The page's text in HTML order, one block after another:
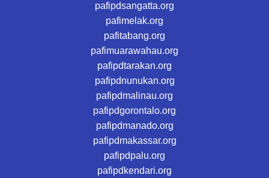
pafipdsangatta.org
pafimelak.org
pafitabang.org
pafimuarawahau.org
pafipdtarakan.org
pafipdnunukan.org
pafipdmalinau.org
pafipdgorontalo.org
pafipdmanado.org
pafipdmakassar.org
pafipdpalu.org
pafipdkendari.org